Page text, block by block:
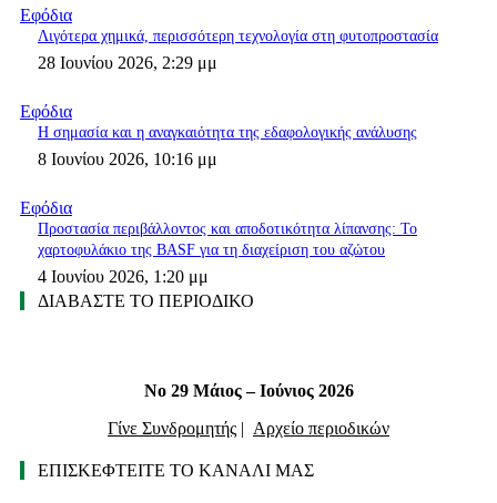
Εφόδια
Λιγότερα χημικά, περισσότερη τεχνολογία στη φυτοπροστασία
28 Ιουνίου 2026, 2:29 μμ
Εφόδια
Η σημασία και η αναγκαιότητα της εδαφολογικής ανάλυσης
8 Ιουνίου 2026, 10:16 μμ
Εφόδια
Προστασία περιβάλλοντος και αποδοτικότητα λίπανσης: Το
χαρτοφυλάκιο της BASF για τη διαχείριση του αζώτου
4 Ιουνίου 2026, 1:20 μμ
ΔΙΑΒΑΣΤΕ ΤΟ ΠΕΡΙΟΔΙΚΟ
Νο 29 Μάιος – Ιούνιος 2026
Γίνε Συνδρομητής | Αρχείο περιοδικών
ΕΠΙΣΚΕΦΤΕΙΤΕ ΤΟ ΚΑΝΑΛΙ ΜΑΣ